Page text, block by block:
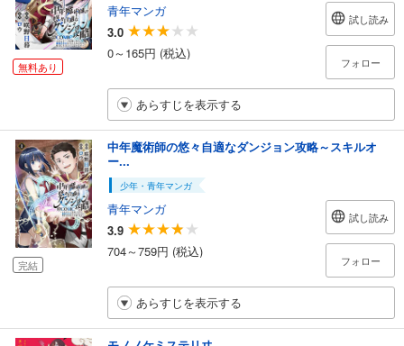
無料あり
青年マンガ
3.0
0～165円 (税込)
試し読み
フォロー
あらすじを表示する
完結
中年魔術師の悠々自適なダンジョン攻略～スキルオ
ー...
少年・青年マンガ
青年マンガ
3.9
704～759円 (税込)
試し読み
フォロー
あらすじを表示する